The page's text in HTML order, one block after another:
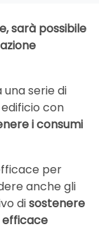
sarà possibile
una serie di
edificio con
i consumi
per
anche gli
disostenere
efficace